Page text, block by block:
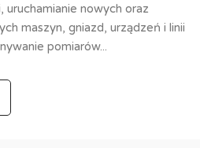
nowych oraz
maszyn, gniazd, urządzeń i linii
pomiarów...